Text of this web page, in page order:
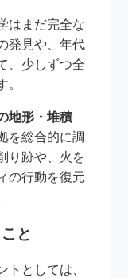
はまだ完全な
発見や、年代
、少しずつ全
。
地形・堆積
を総合的に調
り跡や、火を
の行動を復元
と
トとしては、